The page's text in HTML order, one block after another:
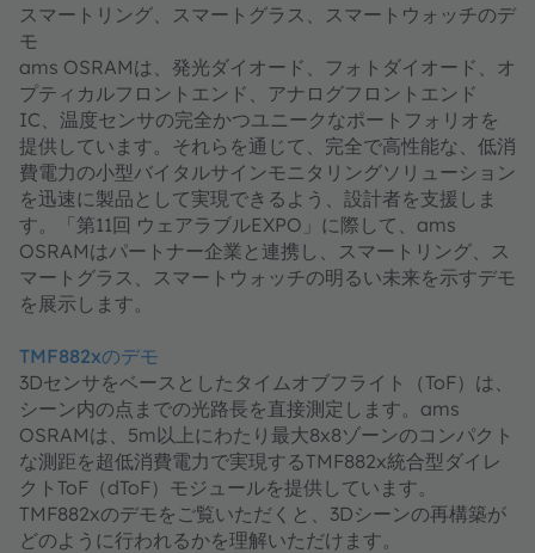
スマートリング、スマートグラス、スマートウォッチのデ
モ
ams OSRAMは、発光ダイオード、フォトダイオード、オ
プティカルフロントエンド、アナログフロントエンド
IC、温度センサの完全かつユニークなポートフォリオを
提供しています。それらを通じて、完全で高性能な、低消
費電力の小型バイタルサインモニタリングソリューション
を迅速に製品として実現できるよう、設計者を支援しま
す。「第11回 ウェアラブルEXPO」に際して、ams
OSRAMはパートナー企業と連携し、スマートリング、ス
マートグラス、スマートウォッチの明るい未来を示すデモ
を展示します。
TMF882xのデモ
3Dセンサをベースとしたタイムオブフライト（ToF）は、
シーン内の点までの光路長を直接測定します。ams
OSRAMは、5m以上にわたり最大8x8ゾーンのコンパクト
な測距を超低消費電力で実現するTMF882x統合型ダイレ
クトToF（dToF）モジュールを提供しています。
TMF882xのデモをご覧いただくと、3Dシーンの再構築が
どのように行われるかを理解いただけます。